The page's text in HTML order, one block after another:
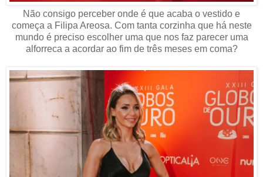
Não consigo perceber onde é que acaba o vestido e
começa a Filipa Areosa. Com tanta corzinha que há neste
mundo é preciso escolher uma que nos faz parecer uma
alforreca a acordar ao fim de três meses em coma?